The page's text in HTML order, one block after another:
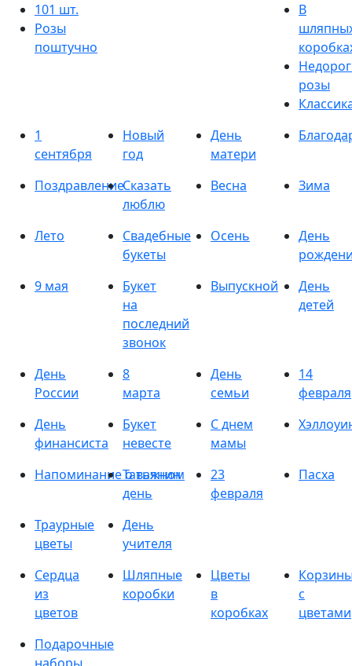
101 шт.
Розы
поштучно
В
розы
1
сентября
Новый
год
День
матери
ПоздравлениеСказать
люблю
Весна Зима
Лето
Свадебные
букеты
Осень
День
9 мая
Букет
на
последний
звонок
Выпускной
День
детей
День
России
8
марта
День
семьи
14
февраля
День
финансиста
Букет
невесте
С днем
мамы
Напоминание о важном
Татьянин
день
23
февраля
Пасха
Траурные
цветы
День
учителя
Сердца
из
цветов
Шляпные
коробки
Цветы
в
коробках
с
цветами
Подарочные